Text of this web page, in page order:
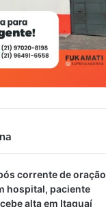
corrente de oração
hospital, paciente
alta em Itaguaí